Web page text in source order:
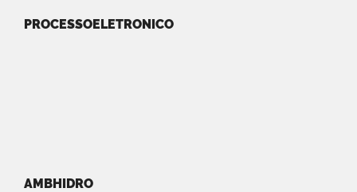
PROCESSOELETRONICO
AMBHIDRO